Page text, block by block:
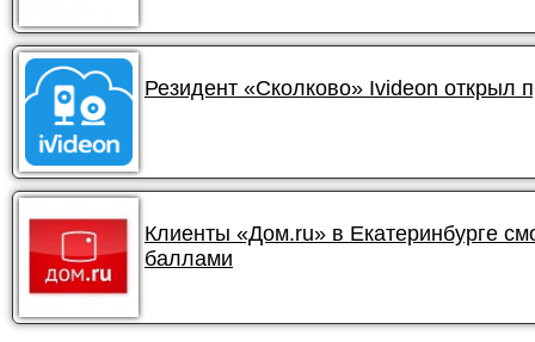
Резидент «Сколково» Ivideon открыл
Клиенты «Дом.ru» в Екатеринбурге
баллами